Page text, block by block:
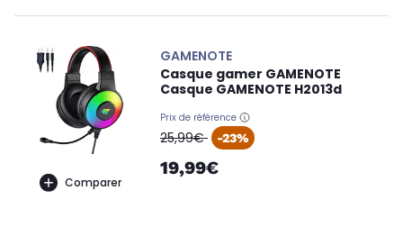
Comparer
GAMENOTE
Casque gamer GAMENOTE
Casque GAMENOTE H2013d
Prix de référence
oldPrice
25,99€ -23%
19,99€